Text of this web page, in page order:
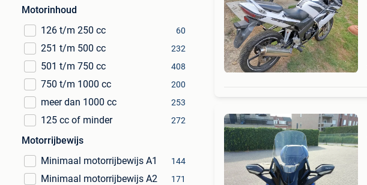
Motorinhoud
126 t/m 250 cc
60
251 t/m 500 cc 232
501 t/m 750 cc 408
750 t/m 1000 cc 200
meer dan 1000 cc 253
125 cc of minder 272
Motorrijbewijs
Minimaal motorrijbewijs A1
144
Minimaal motorrijbewijs A2 171